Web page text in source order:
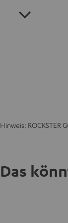
Hinweis: ROCKSTER
Das